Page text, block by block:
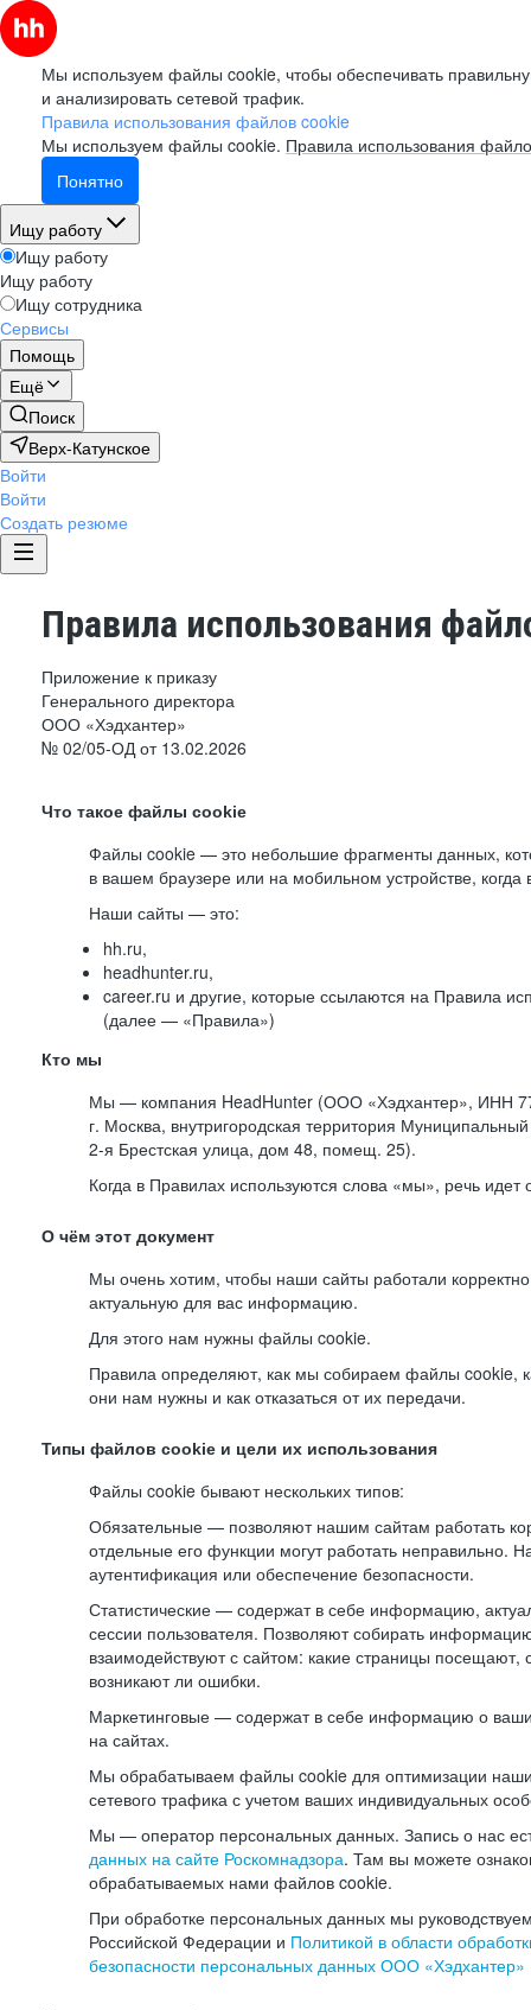
Мы используем файлы cookie, чтобы обеспечивать
и анализировать сетевой трафик.
Правила использования файлов cookie
Мы используем файлы cookie. Правила использования
Понятно
Ищу работу
Ищу работу
Ищу работу
Ищу сотрудника
Сервисы
Помощь
Ещё
Поиск
Верх-Катунское
Войти
Войти
Создать резюме
Правила использования
Приложение к приказу
Генерального директора
ООО «Хэдхантер»
№ 02/05-ОД от 13.02.2026
Что такое файлы cookie
Файлы cookie — это небольшие фрагменты данных,
в вашем браузере или на мобильном устройстве,
Наши сайты — это:
hh.ru,
headhunter.ru,
career.ru и другие, которые ссылаются на Правила
(далее — «Правила»)
Кто мы
Мы — компания HeadHunter (ООО «Хэдхантер», ИНН
г. Москва, внутригородская территория Муниципальный
2-я Брестская улица, дом 48, помещ. 25).
Когда в Правилах используются слова «мы», речь
О чём этот документ
Мы очень хотим, чтобы наши сайты работали
актуальную для вас информацию.
Для этого нам нужны файлы cookie.
Правила определяют, как мы собираем файлы cookie,
они нам нужны и как отказаться от их передачи.
Типы файлов cookie и цели их использования
Файлы cookie бывают нескольких типов:
Обязательные — позволяют нашим сайтам работать
отдельные его функции могут работать неправильно.
аутентификация или обеспечение безопасности.
Статистические — содержат в себе информацию,
сессии пользователя. Позволяют собирать
взаимодействуют с сайтом: какие страницы посещают,
возникают ли ошибки.
Маркетинговые — содержат в себе информацию о
на сайтах.
Мы обрабатываем файлы cookie для оптимизации
сетевого трафика с учетом ваших индивидуальных
Мы — оператор персональных данных. Запись о нас
данных на сайте Роскомнадзора. Там вы можете
обрабатываемых нами файлов cookie.
При обработке персональных данных мы
Российской Федерации и Политикой в области
безопасности персональных данных ООО «Хэдхантер»